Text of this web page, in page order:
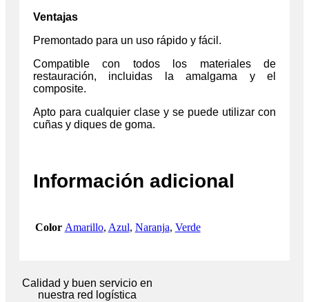
Ventajas
Premontado para un uso rápido y fácil.
Compatible con todos los materiales de
restauración, incluidas la amalgama y el
composite.
Apto para cualquier clase y se puede utilizar con
cuñas y diques de goma.
Información adicional
Color Amarillo, Azul, Naranja, Verde
Calidad y buen servicio en
nuestra red logística